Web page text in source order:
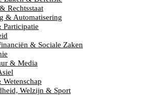
Rechtsstaat
& Automatisering
& Sociale Zaken
& Media
Welzijn & Sport